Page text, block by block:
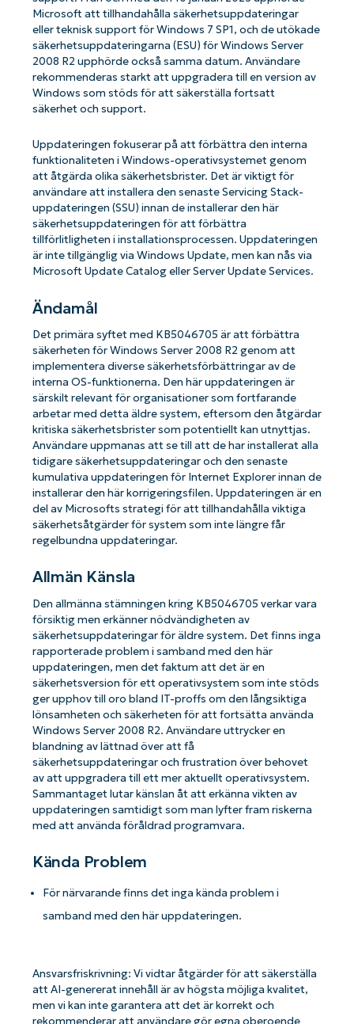
Microsoft att tillhandahålla säkerhetsuppdateringar
eller teknisk support för Windows 7 SP1, och de utökade
säkerhetsuppdateringarna (ESU) för Windows Server
2008 R2 upphörde också samma datum. Användare
rekommenderas starkt att uppgradera till en version av
Windows som stöds för att säkerställa fortsatt
säkerhet och support.
Uppdateringen fokuserar på att förbättra den interna
funktionaliteten i Windows-operativsystemet genom
att åtgärda olika säkerhetsbrister. Det är viktigt för
användare att installera den senaste Servicing Stack-
uppdateringen (SSU) innan de installerar den här
säkerhetsuppdateringen för att förbättra
tillförlitligheten i installationsprocessen. Uppdateringen
är inte tillgänglig via Windows Update, men kan nås via
Microsoft Update Catalog eller Server Update Services.
Ändamål
Det primära syftet med KB5046705 är att förbättra
säkerheten för Windows Server 2008 R2 genom att
implementera diverse säkerhetsförbättringar av de
interna OS-funktionerna. Den här uppdateringen är
särskilt relevant för organisationer som fortfarande
arbetar med detta äldre system, eftersom den åtgärdar
kritiska säkerhetsbrister som potentiellt kan utnyttjas.
Användare uppmanas att se till att de har installerat alla
tidigare säkerhetsuppdateringar och den senaste
kumulativa uppdateringen för Internet Explorer innan de
installerar den här korrigeringsfilen. Uppdateringen är en
del av Microsofts strategi för att tillhandahålla viktiga
säkerhetsåtgärder för system som inte längre får
regelbundna uppdateringar.
Allmän Känsla
Den allmänna stämningen kring KB5046705 verkar vara
försiktig men erkänner nödvändigheten av
säkerhetsuppdateringar för äldre system. Det finns inga
rapporterade problem i samband med den här
uppdateringen, men det faktum att det är en
säkerhetsversion för ett operativsystem som inte stöds
ger upphov till oro bland IT-proffs om den långsiktiga
lönsamheten och säkerheten för att fortsätta använda
Windows Server 2008 R2. Användare uttrycker en
blandning av lättnad över att få
säkerhetsuppdateringar och frustration över behovet
av att uppgradera till ett mer aktuellt operativsystem.
Sammantaget lutar känslan åt att erkänna vikten av
uppdateringen samtidigt som man lyfter fram riskerna
med att använda föråldrad programvara.
Kända Problem
För närvarande finns det inga kända problem i
samband med den här uppdateringen.
Ansvarsfriskrivning: Vi vidtar åtgärder för att säkerställa
att AI-genererat innehåll är av högsta möjliga kvalitet,
men vi kan inte garantera att det är korrekt och
rekommenderar att användare gör egna oberoende